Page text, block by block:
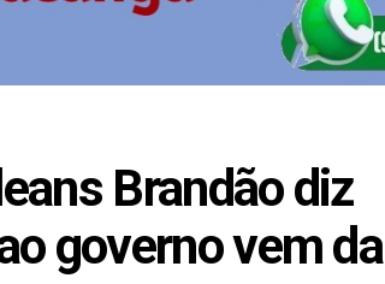
Brandão diz
governo vem da